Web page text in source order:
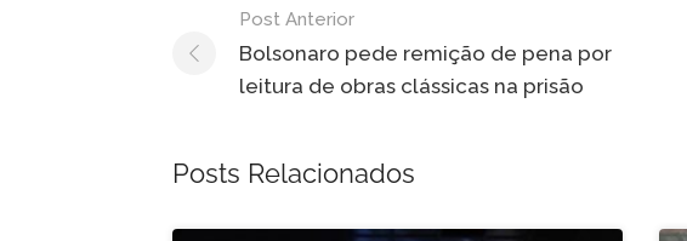
Navegação
de
Post
Post Anterior
Bolsonaro pede remição de pena por
leitura de obras clássicas na prisão
Posts Relacionados